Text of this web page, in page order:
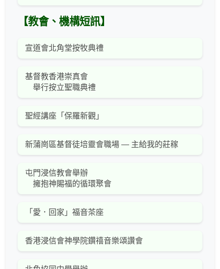
【教會、機構短訊】
宣道會北角堂按牧典禮
基督教香港崇真會
舉行按立聖職典禮
聖經講座「保羅新觀」
新蒲崗區基督徒培靈會職場 — 主給我的莊稼
屯門浸信教會舉辦
擁抱神賜福的循環聚會
「愛．回家」福音茶座
香港浸信會神學院鑽禧音樂頌讚會